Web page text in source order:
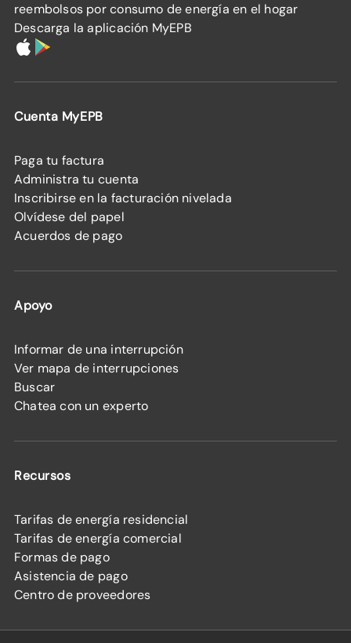
reembolsos por consumo de energía en el hogar
Descarga la aplicación MyEPB
Cuenta MyEPB
Paga tu factura
Administra tu cuenta
Inscribirse en la facturación nivelada
Olvídese del papel
Acuerdos de pago
Apoyo
Informar de una interrupción
Ver mapa de interrupciones
Buscar
Chatea con un experto
Recursos
Tarifas de energía residencial
Tarifas de energía comercial
Formas de pago
Asistencia de pago
Centro de proveedores